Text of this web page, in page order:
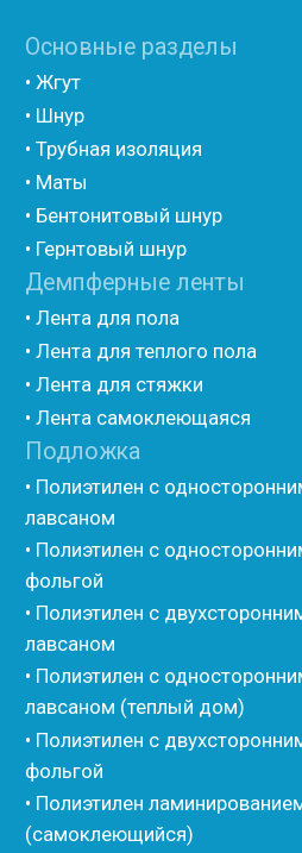
• Вспененный полиэтилен для упаковки НПЭ
• Вспененный полиэтилен рулонный НПЭ
Мастика и герметик
• Мастика для швов
• Герметик для швов
• Rustil
• Korall
• Oppa
Другие товары
• Гермит
• Пороизол
• Техническая изоляция Хотпайп
• Энергофлекс
• K-flex
• Вспененные EPDM уплотнители
• Изоком Шнур
• Изоком Жгут
• Стенофлекс Шнур
• Стенофлекс Жгут
• Подложка Тепофол НПЭ
• Подложка Мосфол НПЭ
• Жгут Изонел
• Шнур Изонел
• Жгут Тилит
• Шнур Тилит
• Гернитовый шнур
• Стенофлекс для труб